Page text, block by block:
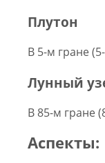
Плутон
В 5-м гране
Лунный
В 85-м гране
Аспекты: